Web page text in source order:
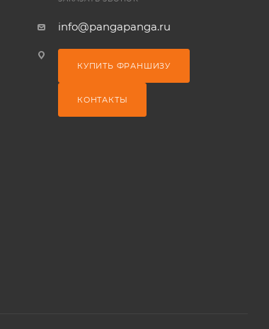
info@pangapanga.ru
КУПИТЬ ФРАНШИЗУ
КОНТАКТЫ